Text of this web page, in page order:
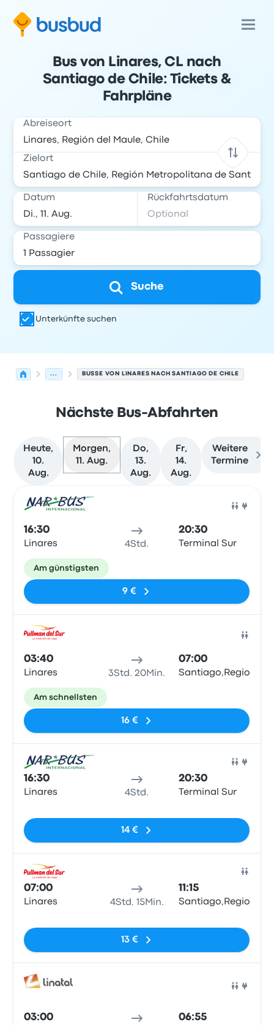
Bus von Linares, CL nach
Santiago de Chile: Tickets &
Fahrpläne
Abreiseort
Zielort
Datum Rückfahrtsdatum
Passagiere
Suche
Unterkünfte suchen
... BUSSE VON LINARES NACH SANTIAGO DE CHILE
Nächste Bus-Abfahrten
Heute,
10.
Aug.
Morgen,
11. Aug.
Do,
13.
Aug.
Fr,
14.
Aug.
Weitere
Termine
16:30
Linares 4Std.
20:30
Terminal Sur
Am günstigsten
9 €
03:40
Linares 3Std. 20Min.
07:00
Am schnellsten
16 €
16:30
Linares 4Std.
20:30
Terminal Sur
14 €
07:00
Linares 4Std. 15Min.
11:15
13 €
03:00 06:55